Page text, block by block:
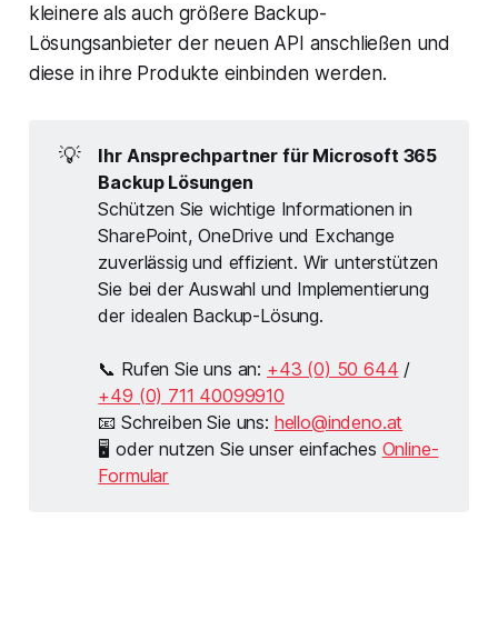
kleinere als auch größere Backup-
Lösungsanbieter der neuen API anschließen und
diese in ihre Produkte einbinden werden.
💡
Ihr Ansprechpartner für Microsoft 365
Backup Lösungen
Schützen Sie wichtige Informationen in
SharePoint, OneDrive und Exchange
zuverlässig und effizient. Wir unterstützen
Sie bei der Auswahl und Implementierung
der idealen Backup-Lösung.
📞 Rufen Sie uns an: +43 (0) 50 644 /
+49 (0) 711 40099910
📧 Schreiben Sie uns: hello@indeno.at
🖥 oder nutzen Sie unser einfaches Online-
Formular